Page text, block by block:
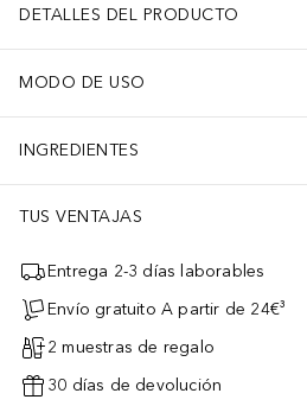
DETALLES DEL PRODUCTO
MODO DE USO
INGREDIENTES
TUS VENTAJAS
Entrega 2-3 días laborables
Envío gratuito A partir de 24€³
2 muestras de regalo
30 días de devolución